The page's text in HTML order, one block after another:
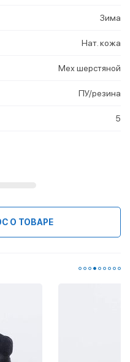
Зима
Нат. кожа
Мех шерстяной
ПУ/резина
5
О ТОВАРЕ